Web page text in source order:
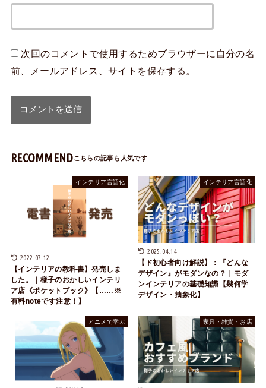
次回のコメントで使用するためブラウザーに自分の名
前、メールアドレス、サイトを保存する。
RECOMMEND
インテリア言語化
2022.07.12
【インテリアの教科書】発売しま
した。｜様子のおかしいインテリ
ア店《ポケットブック》【……※
有料noteです注意！】
インテリア言語化
2025.04.14
【ド初心者向け解説】：『どんな
デザイン』がモダンなの？｜モダ
ンインテリアの基礎知識【幾何学
デザイン・抽象化】
アニメで学ぶ 家具・雑貨・お店